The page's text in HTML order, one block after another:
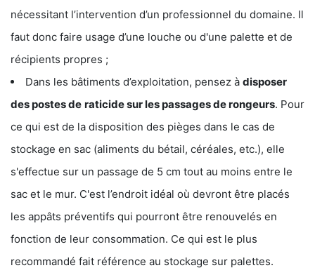
nécessitant l’intervention d’un professionnel du domaine. Il
faut donc faire usage d’une louche ou d'une palette et de
récipients propres ;
Dans les bâtiments d’exploitation, pensez à disposer
des postes de raticide sur les passages de rongeurs. Pour
ce qui est de la disposition des pièges dans le cas de
stockage en sac (aliments du bétail, céréales, etc.), elle
s'effectue sur un passage de 5 cm tout au moins entre le
sac et le mur. C'est l’endroit idéal où devront être placés
les appâts préventifs qui pourront être renouvelés en
fonction de leur consommation. Ce qui est le plus
recommandé fait référence au stockage sur palettes.